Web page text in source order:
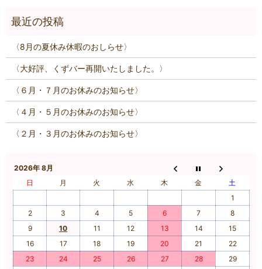
〈8月の夏休み休暇のおしらせ〉
〈大好評、くずバー再開いたしました。〉
〈６月・７月のお休みのお知らせ〉
〈４月・５月のお休みのお知らせ〉
〈２月・３月のお休みのお知らせ〉
2026年 8月
日
月 火 水 木 金
土
1
2
3 4 5 6 7
8
9
10 11 12 13 14
15
16
17 18 19 20 21
22
23
24 25 26 27 28
29